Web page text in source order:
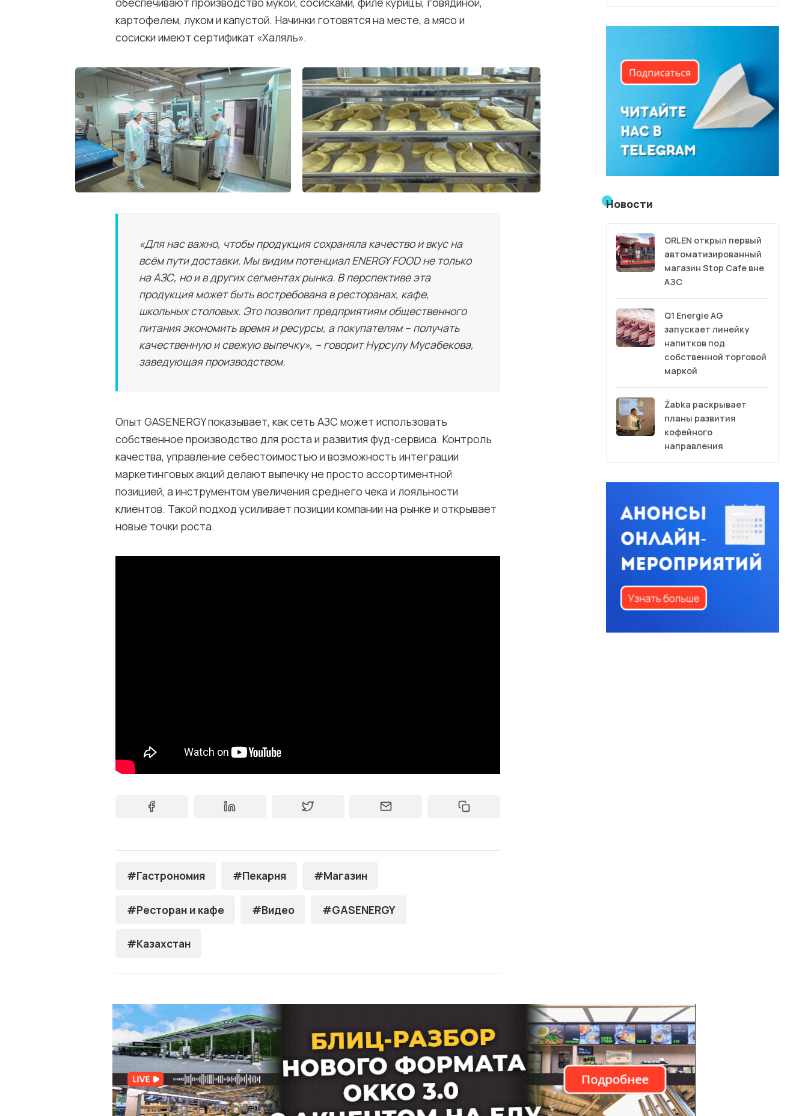
картофелем, луком и капустой. Начинки готовятся на месте, а мясо и
сосиски имеют сертификат «Халяль».
«Для нас важно, чтобы продукция сохраняла качество и вкус на
всём пути доставки. Мы видим потенциал ENERGY FOOD не только
на АЗС, но и в других сегментах рынка. В перспективе эта
продукция может быть востребована в ресторанах, кафе,
школьных столовых. Это позволит предприятиям общественного
питания экономить время и ресурсы, а покупателям – получать
качественную и свежую выпечку», – говорит Нурсулу Мусабекова,
заведующая производством.
Опыт GASENERGY показывает, как сеть АЗС может использовать
собственное производство для роста и развития фуд-сервиса. Контроль
качества, управление себестоимостью и возможность интеграции
маркетинговых акций делают выпечку не просто ассортиментной
позицией, а инструментом увеличения среднего чека и лояльности
клиентов. Такой подход усиливает позиции компании на рынке и открывает
новые точки роста.
#Гастрономия #Пекарня #Магазин
#Ресторан и кафе #Видео #GASENERGY
#Казахстан
Новости
ORLEN открыл первый
автоматизированный
магазин Stop Cafe вне
АЗС
Q1 Energie AG
запускает линейку
напитков под
собственной торговой
маркой
Żabka раскрывает
планы развития
кофейного
направления